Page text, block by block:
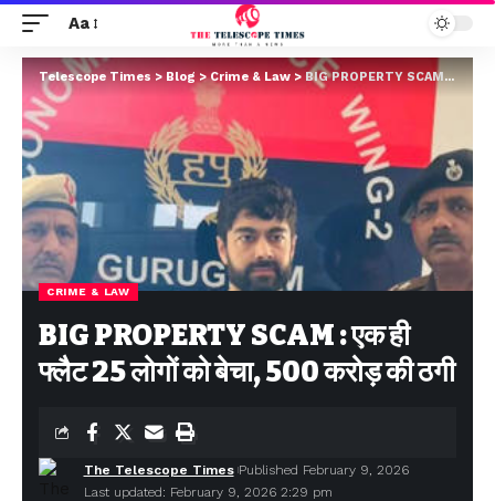
Aa
Telescope Times>Blog>Crime & Law>BIG PROPERTY SCAM : एक ही फ्लैट 25 लोगों को बेचा, 500 करोड़ की ठगी
CRIME & LAW
BIG PROPERTY SCAM : एक ही
फ्लैट 25 लोगों को बेचा, 500 करोड़ की ठगी
Last updated: February 9, 2026 2:29 pm
The Telescope Times Published February 9, 2026